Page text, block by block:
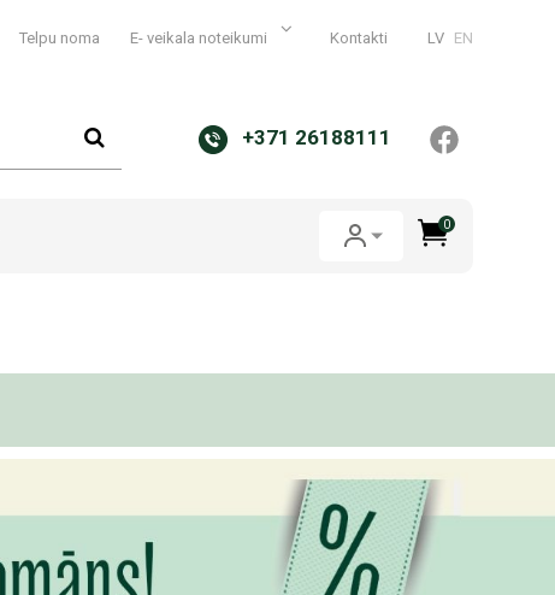
Telpu noma E- veikala noteikumi Kontakti LV EN
+371 26188111
0